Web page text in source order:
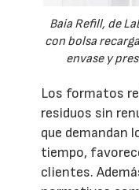
Baia Refill, de
con bolsa
envase y
Los formatos
residuos sin
que demandan
tiempo,
clientes.